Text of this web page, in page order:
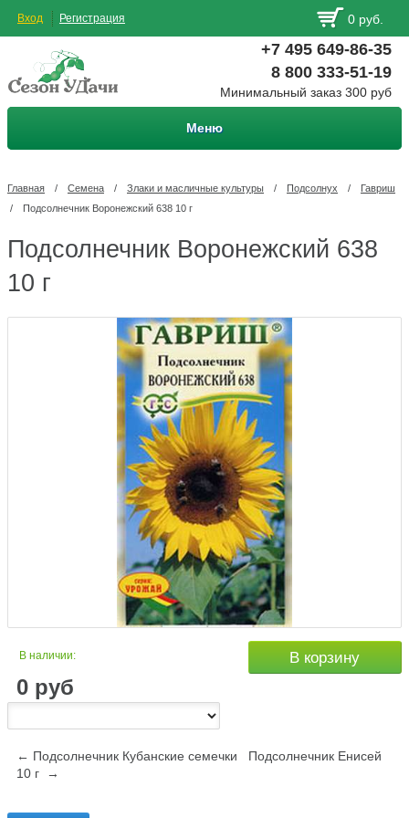
Вход Регистрация 0 руб.
+7 495 649-86-35
8 800 333-51-19
Минимальный заказ 300 руб
Меню
Главная / Семена / Злаки и масличные культуры / Подсолнух /
Гавриш
/
Подсолнечник Воронежский 638 10 г
Подсолнечник Воронежский 638
10 г
В наличии:
0 руб
В корзину
← Подсолнечник Кубанские семечки
Подсолнечник Енисей
10 г →